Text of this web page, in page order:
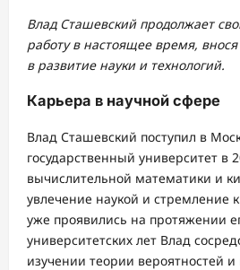
Влад Сташевский продолжает
работу в настоящее время,
в развитие науки и технологий.
Карьера в научной сфере
Влад Сташевский поступил в
государственный университет в
вычислительной математики и
увлечение наукой и стремление
уже проявились на протяжении
университетских лет Влад
изучении теории вероятностей